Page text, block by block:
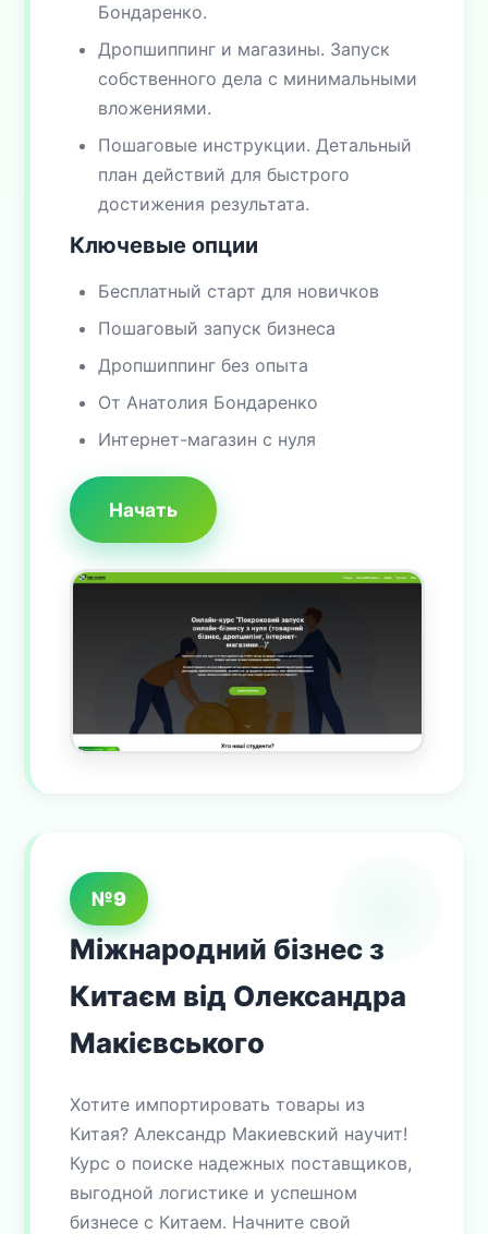
Бондаренко.
Дропшиппинг и магазины. Запуск
собственного дела с минимальными
вложениями.
Пошаговые инструкции. Детальный
план действий для быстрого
достижения результата.
Ключевые опции
Бесплатный старт для новичков
Пошаговый запуск бизнеса
Дропшиппинг без опыта
От Анатолия Бондаренко
Интернет-магазин с нуля
Начать
№9
Міжнародний бізнес з
Китаєм від Олександра
Макієвського
Хотите импортировать товары из
Китая? Александр Макиевский научит!
Курс о поиске надежных поставщиков,
выгодной логистике и успешном
бизнесе с Китаем. Начните свой